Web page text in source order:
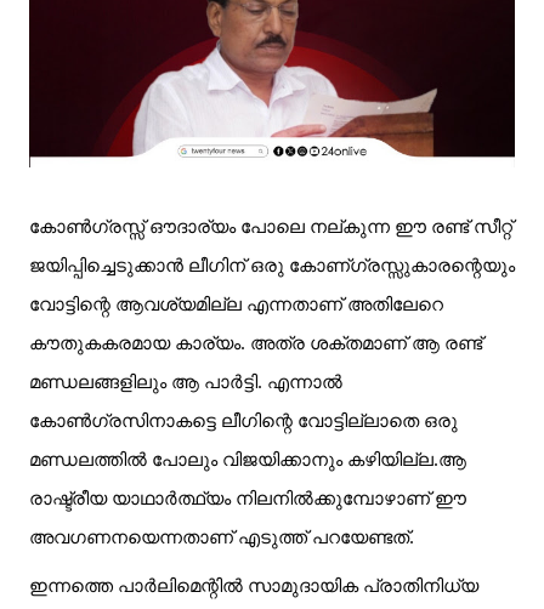
കോൺഗ്രസ്സ് ഔദാര്യം പോലെ നല്കുന്ന ഈ രണ്ട് സീറ്റ്
ജയിപ്പിച്ചെടുക്കാൻ ലീഗിന് ഒരു കോണ്ഗ്രസ്സുകാരന്റെയും
വോട്ടിന്റെ ആവശ്യമില്ല എന്നതാണ് അതിലേറെ
കൗതുകകരമായ കാര്യം. അത്ര ശക്തമാണ് ആ രണ്ട്
മണ്ഡലങ്ങളിലും ആ പാർട്ടി. എന്നാൽ
കോൺഗ്രസിനാകട്ടെ ലീഗിന്റെ വോട്ടില്ലാതെ ഒരു
മണ്ഡലത്തിൽ പോലും വിജയിക്കാനും കഴിയില്ല.ആ
രാഷ്ട്രീയ യാഥാർത്ഥ്യം നിലനിൽക്കുമ്പോഴാണ് ഈ
അവഗണനയെന്നതാണ് എടുത്ത് പറയേണ്ടത്.
ഇന്നത്തെ പാർലിമെന്റിൽ സാമുദായിക പ്രാതിനിധ്യ